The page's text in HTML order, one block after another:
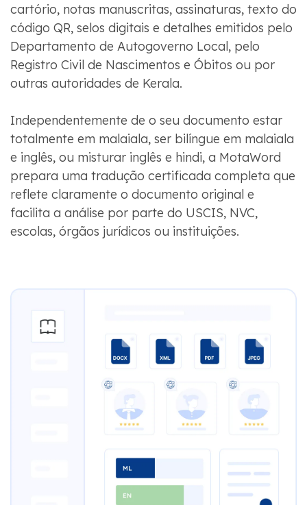
cartório, notas manuscritas, assinaturas, texto do
código QR, selos digitais e detalhes emitidos pelo
Departamento de Autogoverno Local, pelo
Registro Civil de Nascimentos e Óbitos ou por
outras autoridades de Kerala.
Independentemente de o seu documento estar
totalmente em malaiala, ser bilíngue em malaiala
e inglês, ou misturar inglês e hindi, a MotaWord
prepara uma tradução certificada completa que
reflete claramente o documento original e
facilita a análise por parte do USCIS, NVC,
escolas, órgãos jurídicos ou instituições.